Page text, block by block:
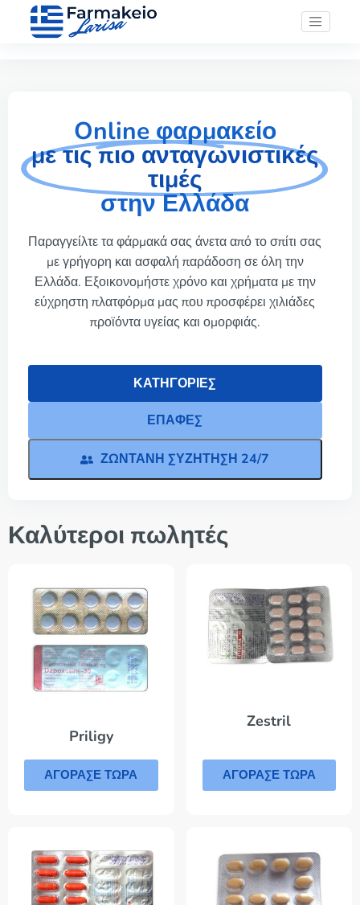
Online φαρμακείο
με τις πιο ανταγωνιστικές
τιμές
στην Ελλάδα
Παραγγείλτε τα φάρμακά σας άνετα από το σπίτι σας
με γρήγορη και ασφαλή παράδοση σε όλη την
Ελλάδα. Εξοικονομήστε χρόνο και χρήματα με την
εύχρηστη πλατφόρμα μας που προσφέρει χιλιάδες
προϊόντα υγείας και ομορφιάς.
ΚΑΤΗΓΟΡΊΕΣ
ΕΠΑΦΈΣ
ΖΩΝΤΑΝΉ ΣΥΖΉΤΗΣΗ 24/7
Καλύτεροι πωλητές
Priligy
ΑΓΟΡΑΣΕ ΤΩΡΑ
Zestril
ΑΓΟΡΑΣΕ ΤΩΡΑ